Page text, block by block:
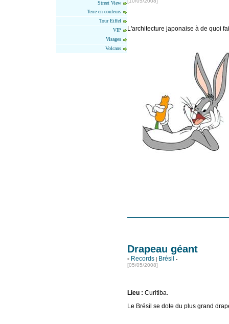
Street View
Terre en couleurs
Tour Eiffel
VIP
Visages
Volcans
L'architecture japonaise à de quoi
Drapeau géant
- Records | Brésil
-
[05/05/2008]
Lieu : Curitiba.
Le Brésil se dote du plus grand